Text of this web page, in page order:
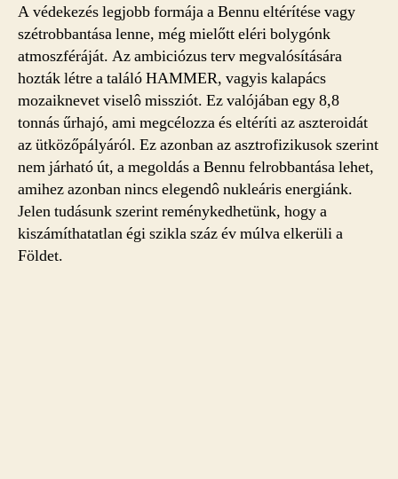
A védekezés legjobb formája a Bennu eltérítése vagy
szétrobbantása lenne, még mielőtt eléri bolygónk
atmoszféráját. Az ambiciózus terv megvalósítására
hozták létre a találó HAMMER, vagyis kalapács
mozaiknevet viselô missziót. Ez valójában egy 8,8
tonnás űrhajó, ami megcélozza és eltéríti az aszteroidát
az ütközőpályáról. Ez azonban az asztrofizikusok szerint
nem járható út, a megoldás a Bennu felrobbantása lehet,
amihez azonban nincs elegendô nukleáris energiánk.
Jelen tudásunk szerint reménykedhetünk, hogy a
kiszámíthatatlan égi szikla száz év múlva elkerüli a
Földet.